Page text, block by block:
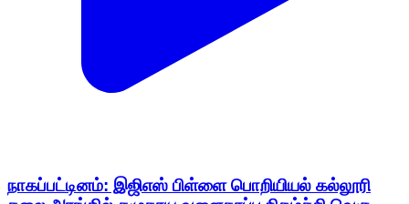
நாகப்பட்டினம்: இஜிஎஸ் பிள்ளை பொறியியல் கல்லூரி